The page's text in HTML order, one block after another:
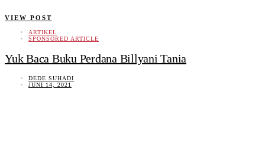
VIEW POST
ARTIKEL
SPONSORED ARTICLE
Yuk Baca Buku Perdana Billyani Tania
DEDE SUHADI
JUNI 14, 2021